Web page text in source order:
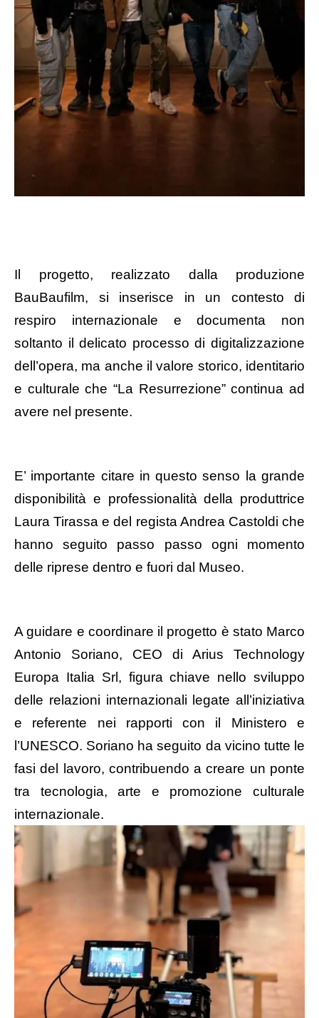
Il progetto, realizzato dalla produzione
BauBaufilm, si inserisce in un contesto di
respiro internazionale e documenta non
soltanto il delicato processo di digitalizzazione
dell’opera, ma anche il valore storico, identitario
e culturale che “La Resurrezione” continua ad
avere nel presente.
E’ importante citare in questo senso la grande
disponibilità e professionalità della produttrice
Laura Tirassa e del regista Andrea Castoldi che
hanno seguito passo passo ogni momento
delle riprese dentro e fuori dal Museo.
A guidare e coordinare il progetto è stato Marco
Antonio Soriano, CEO di Arius Technology
Europa Italia Srl, figura chiave nello sviluppo
delle relazioni internazionali legate all’iniziativa
e referente nei rapporti con il Ministero e
l’UNESCO. Soriano ha seguito da vicino tutte le
fasi del lavoro, contribuendo a creare un ponte
tra tecnologia, arte e promozione culturale
internazionale.